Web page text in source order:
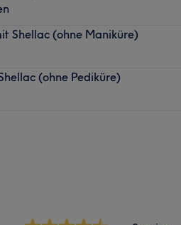
Shellac (ohne Maniküre)
(ohne Pediküre)